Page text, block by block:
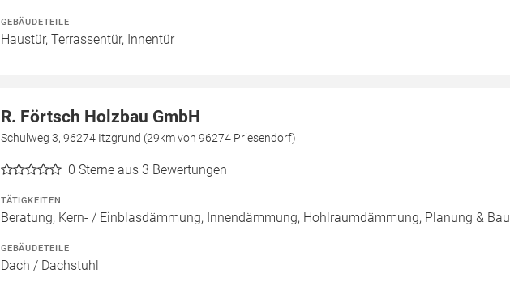
GEBÄUDETEILE
Haustür, Terrassentür, Innentür
R. Förtsch Holzbau GmbH
Schulweg 3, 96274 Itzgrund (29km von 96274 Priesendorf)
0 Sterne aus 3 Bewertungen
TÄTIGKEITEN
Beratung, Kern- / Einblasdämmung, Innendämmung, Hohlraumdämmung, Planung & Bau
GEBÄUDETEILE
Dach / Dachstuhl